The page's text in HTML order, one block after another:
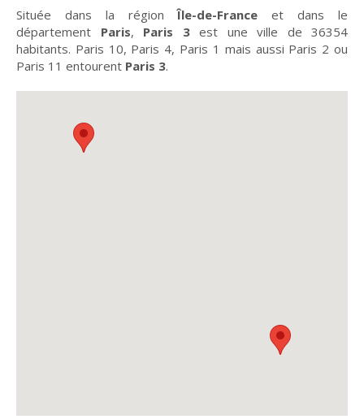
Située dans la régionÎle-de-France et dans le
département Paris, Paris 3est une ville de 36354
habitants. Paris 10, Paris 4, Paris 1 mais aussi Paris 2 ou
Paris 11 entourent Paris 3.